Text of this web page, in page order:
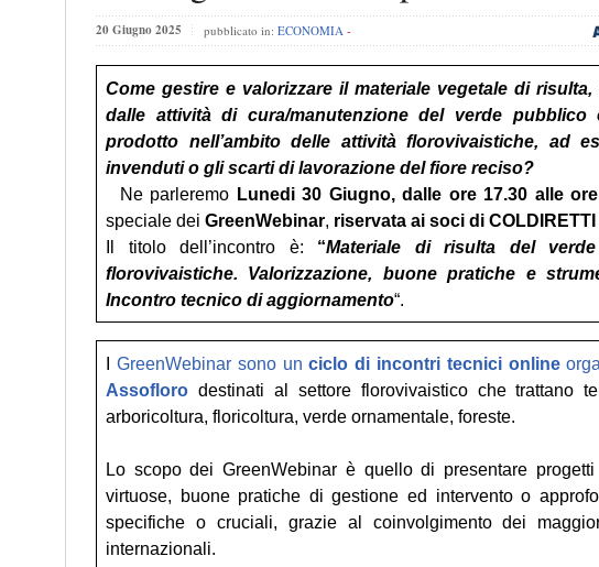
20 Giugno 2025 pubblicato in: ECONOMIA -
Come gestire e valorizzare il materiale vegetale di
dalle attività di cura/manutenzione del verde
prodotto nell’ambito delle attività florovivaistiche, ad
invenduti o gli scarti di lavorazione del fiore reciso?
Ne parleremo Lunedi 30 Giugno, dalle ore 17.30 alle
speciale deiGreenWebinar, riservata ai soci di COLDIRETTI
Il titolo dell’incontro è: “Materiale di risulta del
florovivaistiche. Valorizzazione, buone pratiche e
Incontro tecnico di aggiornamento“.
I GreenWebinar sono unciclo di incontri tecnici online
Assofloro destinati al settore florovivaistico che trattano
arboricoltura, floricoltura, verde ornamentale, foreste.
Lo scopo dei GreenWebinar è quello di presentare
virtuose, buone pratiche di gestione ed intervento o
specifiche o cruciali, grazie al coinvolgimento dei
internazionali.